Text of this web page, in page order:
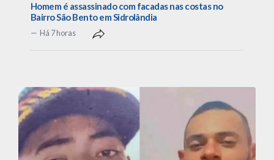
Homem é assassinado com facadas nas costas no
Bairro São Bento em Sidrolândia
Há 7 horas